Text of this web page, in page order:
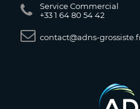
Service Commercial
+33 1 64 80 54 42
contact@adns-